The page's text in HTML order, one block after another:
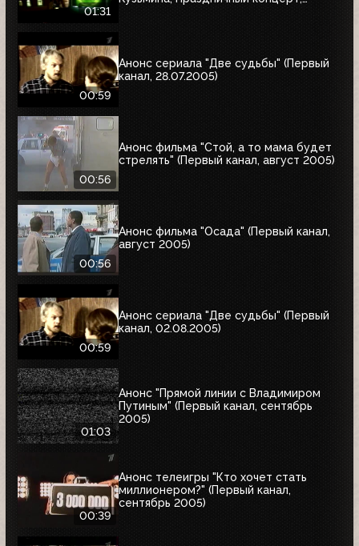
01:31
00:59
Анонс сериала "Две судьбы" (Первый
канал, 28.07.2005)
00:56
Анонс фильма "Стой, а то мама будет
стрелять" (Первый канал, август 2005)
00:56
Анонс фильма "Осада" (Первый канал,
август 2005)
00:59
Анонс сериала "Две судьбы" (Первый
канал, 02.08.2005)
01:03
Анонс "Прямой линии с Владимиром
Путиным" (Первый канал, сентябрь
2005)
00:39
Анонс телеигры "Кто хочет стать
миллионером?" (Первый канал,
сентябрь 2005)